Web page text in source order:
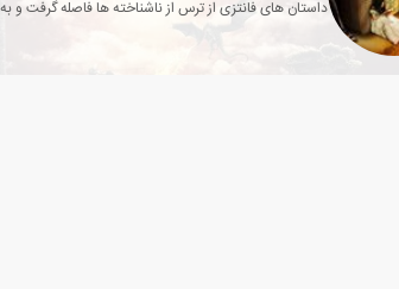
داستان های فانتزی از ترس از ناشناخته ها فاصله گرفت و به